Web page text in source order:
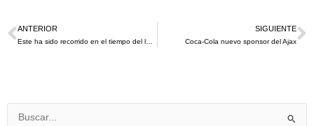
Ant
ANTERIOR SIGUIENTE
Coca-Cola nuevo sponsor del Ajax
Buscar